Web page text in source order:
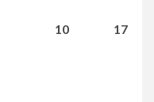
10 17